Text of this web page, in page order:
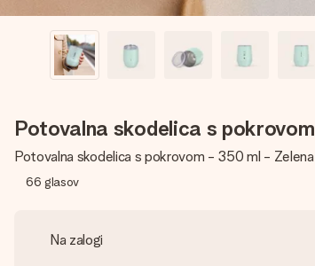
Potovalna skodelica s pokrovom
Potovalna skodelica s pokrovom - 350 ml - Zelena
66 glasov
Na zalogi